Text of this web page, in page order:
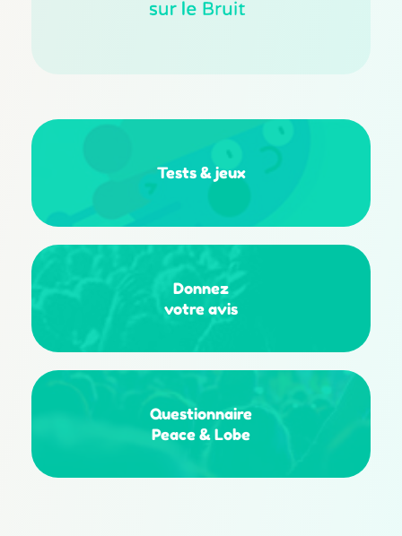
Tests&jeux
Donnez
votre avis
Questionnaire
Peace & Lobe